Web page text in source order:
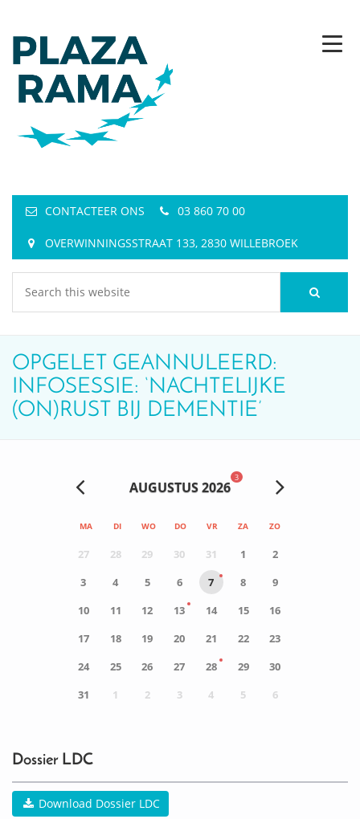
CONTACTEER ONS 03 860 70 00
OVERWINNINGSSTRAAT 133, 2830 WILLEBROEK
OPGELET GEANNULEERD:
INFOSESSIE: ‘NACHTELIJKE
(ON)RUST BIJ DEMENTIE’
AUGUSTUS 2026
3
MA DI WO DO VR ZA ZO
27 28 29 30 31 1
2
3
4 5 6 7 8
9
10
11 12 13 14 15
16
17
18 19 20 21 22
23
24
25 26 27 28 29
30
31
1 2 3 4 5 6
Dossier LDC
Download Dossier LDC